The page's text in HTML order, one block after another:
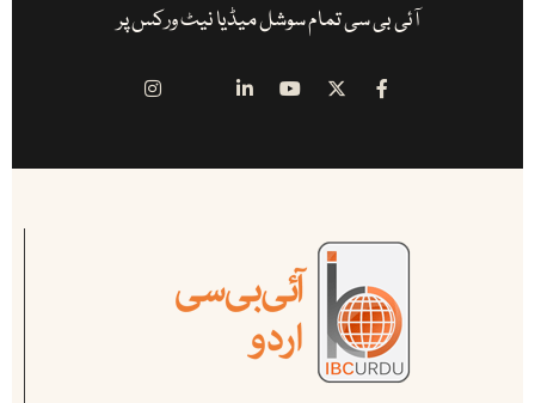
آئی بی سی تمام سوشل میڈیا نیٹ ورکس پر